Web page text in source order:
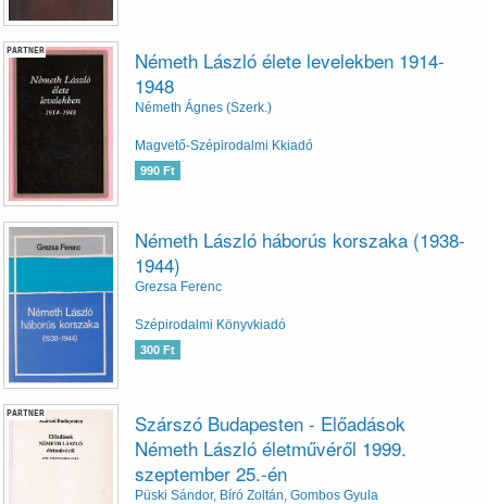
PARTNER
Németh László élete levelekben 1914-
1948
Németh Ágnes (Szerk.)
Magvető-Szépirodalmi Kkiadó
990 Ft
Németh László háborús korszaka (1938-
1944)
Grezsa Ferenc
Szépirodalmi Könyvkiadó
300 Ft
PARTNER
Szárszó Budapesten - Előadások
Németh László életművéről 1999.
szeptember 25.-én
Püski Sándor, Bíró Zoltán, Gombos Gyula